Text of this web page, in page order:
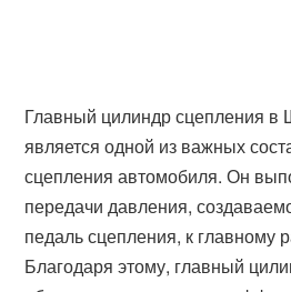
Главный цилиндр сцепления в
является одной из важных
сцепления автомобиля. Он
передачи давления,
педаль сцепления, к главному
Благодаря этому, главный